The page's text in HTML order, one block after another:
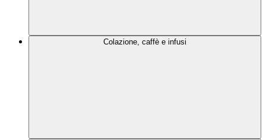
Colazione, caffè e infusi